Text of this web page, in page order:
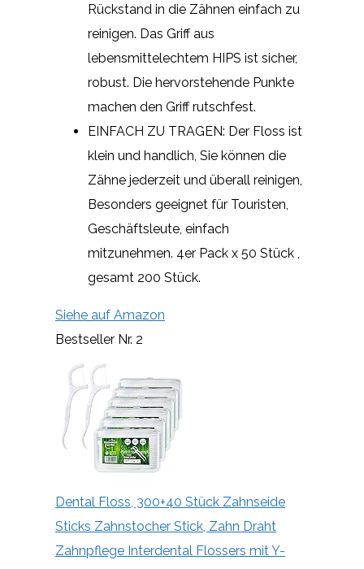
Rückstand in die Zähnen einfach zu
reinigen. Das Griff aus
lebensmittelechtem HIPS ist sicher,
robust. Die hervorstehende Punkte
machen den Griff rutschfest.
EINFACH ZU TRAGEN: Der Floss ist
klein und handlich, Sie können die
Zähne jederzeit und überall reinigen,
Besonders geeignet für Touristen,
Geschäftsleute, einfach
mitzunehmen. 4er Pack x 50 Stück ,
gesamt 200 Stück.
Siehe auf Amazon
Bestseller Nr. 2
Dental Floss, 300+40 Stück Zahnseide
Sticks Zahnstocher Stick, Zahn Draht
Zahnpflege Interdental Flossers mit Y-